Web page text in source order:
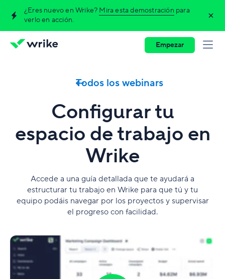
¿Eres nuevo en Wrike? Mira esta demostración para
verlo en acción.
Empezar
Todos los webinars
Configurar tu
espacio de trabajo en
Wrike
Accede a una guía detallada que te ayudará a
estructurar tu trabajo en Wrike para que tú y tu
equipo podáis navegar por los proyectos y supervisar
el progreso con facilidad.